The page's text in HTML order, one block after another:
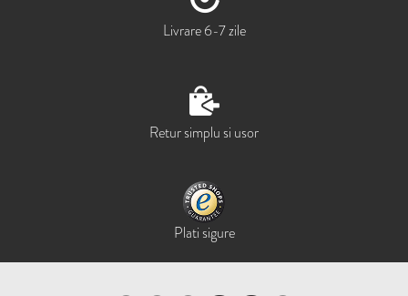
Livrare 6-7 zile
Retur simplu si usor
Plati sigure